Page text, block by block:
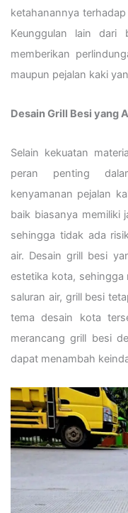
ketahanannya
Keunggulan lain dari
memberikan
maupun pejalan kaki
Desain Grill Besi yang
Selain kekuatan
peran penting
kenyamanan pejalan
baik biasanya memiliki
sehingga tidak ada
air. Desain grill besi
estetika kota, sehingga
saluran air, grill besi
tema desain kota
merancang grill besi
dapat menambah